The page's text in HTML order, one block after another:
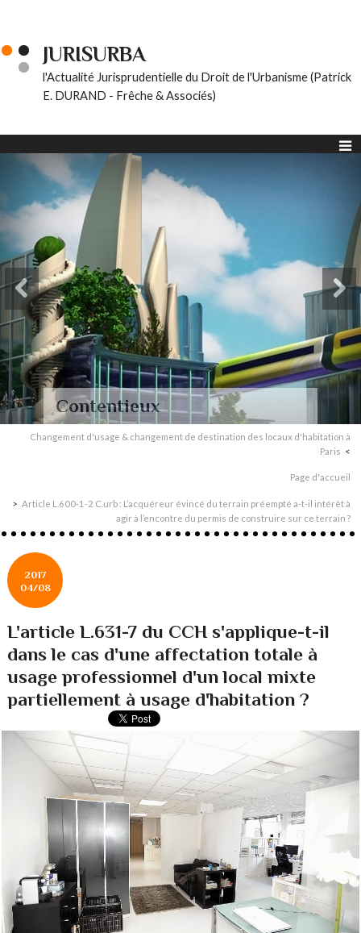
JURISURBA
l'Actualité Jurisprudentielle du Droit de l'Urbanisme (Patrick
E. DURAND - Frêche & Associés)
Contentieux
Changement d'usage & changement de destination des locaux d'habitation à
Paris
Page d'accueil
Article L.600-1-2 C.urb : L’acquéreur évincé du terrain préempté a-t-il intérêt à
agir à l’encontre du permis de construire sur ce terrain ?
2017
04/08
L'article L.631-7 du CCH s'applique-t-il
dans le cas d'une affectation totale à
usage professionnel d'un local mixte
partiellement à usage d'habitation ?